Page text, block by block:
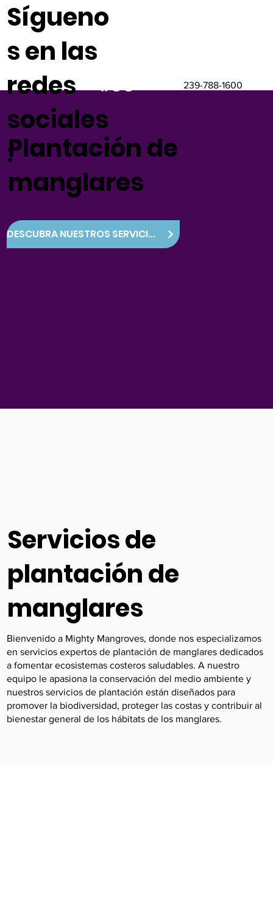
Sígueno
s en las
redes
sociales
:
239-788-1600
Plantación de
manglares
DESCUBRA NUESTROS SERVICIOS
Servicios de
plantación de
manglares
Bienvenido a Mighty Mangroves, donde nos especializamos
en servicios expertos de plantación de manglares dedicados
a fomentar ecosistemas costeros saludables. A nuestro
equipo le apasiona la conservación del medio ambiente y
nuestros servicios de plantación están diseñados para
promover la biodiversidad, proteger las costas y contribuir al
bienestar general de los hábitats de los manglares.